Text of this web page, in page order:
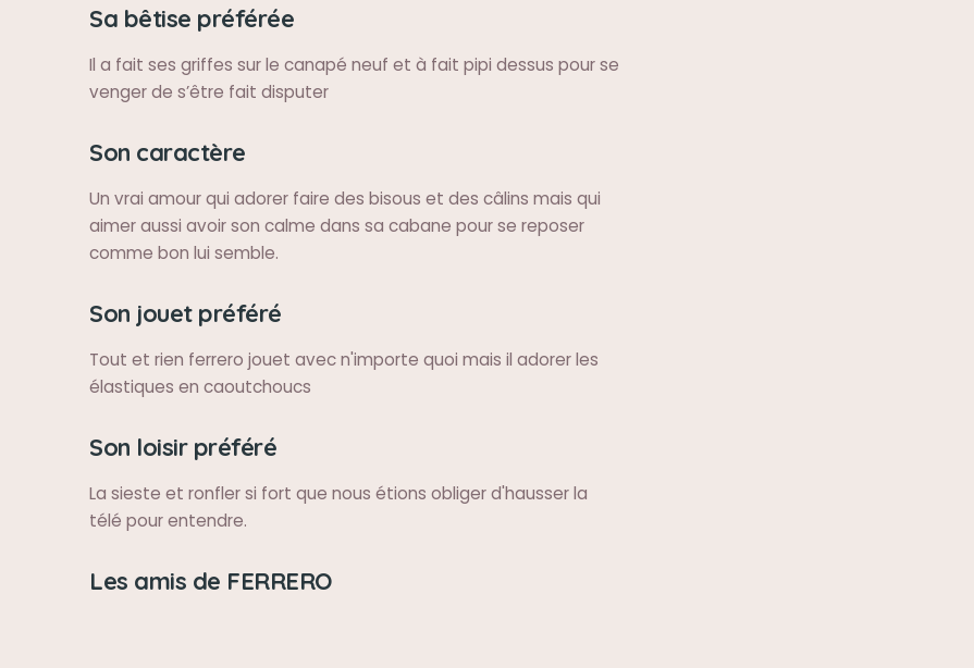
Sa bêtise préférée
Il a fait ses griffes sur le canapé neuf et à fait pipi dessus pour se
venger de s’être fait disputer
Son caractère
Un vrai amour qui adorer faire des bisous et des câlins mais qui
aimer aussi avoir son calme dans sa cabane pour se reposer
comme bon lui semble.
Son jouet préféré
Tout et rien ferrero jouet avec n'importe quoi mais il adorer les
élastiques en caoutchoucs
Son loisir préféré
La sieste et ronfler si fort que nous étions obliger d'hausser la
télé pour entendre.
Les amis de FERRERO